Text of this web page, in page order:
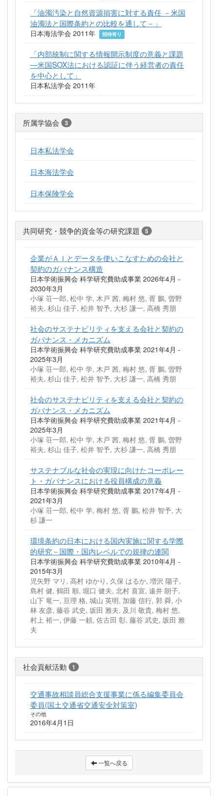
「油濁汚染と自然資源損害に対する責任 －米国
油濁法と国際条約との比較を通して－」
日本海法学会 2011年 招待有り
「内部統制に関する情報開示制度の意義と課題
―米国SOX法における認証に伴う経営者の責任
を中心として」
日本私法学会 2011年
所属学協会 3
日本私法学会
日本海法学会
日本保険学会
共同研究・競争的資金等の研究課題 5
企業がＡＩとデータを使いこなすための会社と
契約のガバナンス構造
日本学術振興会 科学研究費助成事業 2026年4月 -
2030年3月
小塚 荘一郎, 松中 学, 木戸 茜, 梅村 悠, 胥 鵬, 曽野
裕夫, 杉山 佳子, 松井 智予, 大杉 謙一, 高橋 秀朋
社会のサステナビリティを支える会社と契約の
ガバナンス・メカニズム
日本学術振興会 科学研究費助成事業 2021年4月 -
2025年3月
小塚 荘一郎, 松中 学, 木戸 茜, 梅村 悠, 胥 鵬, 曽野
裕夫, 杉山 佳子, 松井 智予, 大杉 謙一, 高橋 秀朋
社会のサステナビリティを支える会社と契約の
ガバナンス・メカニズム
日本学術振興会 科学研究費助成事業 2021年4月 -
2025年3月
小塚 荘一郎, 松中 学, 木戸 茜, 梅村 悠, 胥 鵬, 曽野
裕夫, 杉山 佳子, 松井 智予, 大杉 謙一, 高橋 秀朋
サステナブルな社会の実現に向けたコーポレー
ト・ガバナンスにおける役員構成の意義
日本学術振興会 科学研究費助成事業 2017年4月 -
2021年3月
小塚 荘一郎, 松中 学, 梅村 悠, 胥 鵬, 松井 智予, 大
杉 謙一
環境条約の日本における国内実施に関する学際
的研究－国際・国内レベルでの規律の連関
日本学術振興会 科学研究費助成事業 2010年4月 -
2015年3月
児矢野 マリ, 高村 ゆかり, 久保 はるか, 増沢 陽子,
島村 健, 鶴田 順, 堀口 健夫, 北村 喜宣, 遠井 朗子,
山下 竜一, 亘理 格, 城山 英明, 加藤 信行, 郭 舜, 小
林 友彦, 藤谷 武史, 坂田 雅夫, 及川 敬貴, 梅村 悠,
村上 裕一, 伊藤 一頼, 佐古田 彰, 藤谷 武史, 坂田 雅
夫
社会貢献活動 1
交通事故相談員総合支援事業に係る編集委員会
委員(国土交通省交通安全対策室)
その他
2016年4月1日
一覧へ戻る